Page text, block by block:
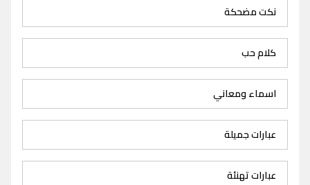
نكت مضحكة
كلام حب
اسماء ومعاني
عبارات جميلة
عبارات تهنئة